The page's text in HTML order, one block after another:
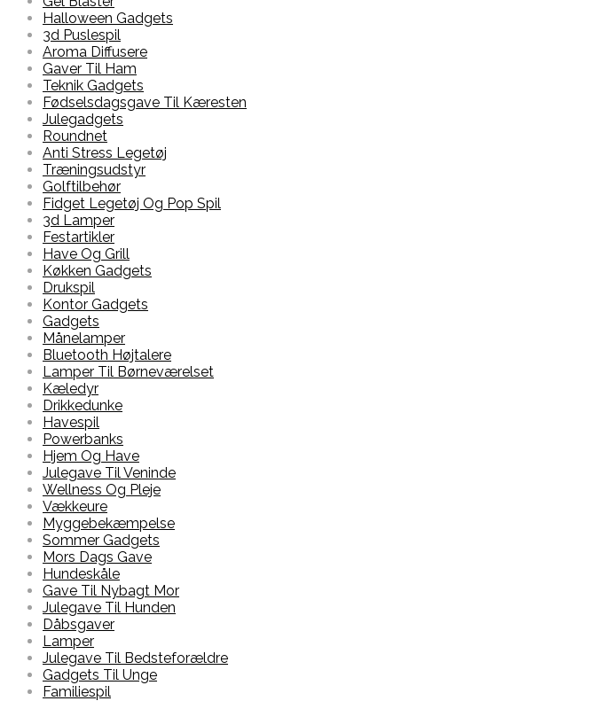
Halloween Gadgets
3d Puslespil
Aroma Diffusere
Gaver Til Ham
Teknik Gadgets
Fødselsdagsgave Til Kæresten
Julegadgets
Roundnet
Anti Stress Legetøj
Træningsudstyr
Golftilbehør
Fidget Legetøj Og Pop Spil
3d Lamper
Festartikler
Have Og Grill
Køkken Gadgets
Drukspil
Kontor Gadgets
Gadgets
Månelamper
Bluetooth Højtalere
Lamper Til Børneværelset
Kæledyr
Drikkedunke
Havespil
Powerbanks
Hjem Og Have
Julegave Til Veninde
Wellness Og Pleje
Vækkeure
Myggebekæmpelse
Sommer Gadgets
Mors Dags Gave
Hundeskåle
Gave Til Nybagt Mor
Julegave Til Hunden
Dåbsgaver
Lamper
Julegave Til Bedsteforældre
Gadgets Til Unge
Familiespil